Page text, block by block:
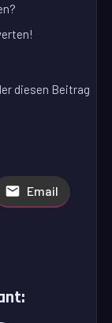
diesen Beitrag
Email